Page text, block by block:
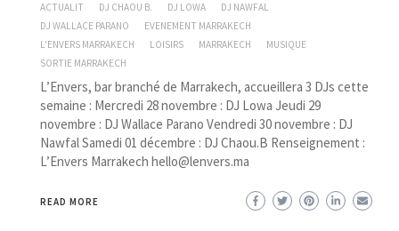
ACTUALIT DJ CHAOU B. DJ LOWA
DJ NAWFAL
DJ WALLACE PARANO
EVENEMENT MARRAKECH
L'ENVERS MARRAKECH
LOISIRS MARRAKECH
MUSIQUE
SORTIE MARRAKECH
L’Envers, bar branché de Marrakech, accueillera 3 DJs cette
semaine : Mercredi 28 novembre : DJ Lowa Jeudi 29
novembre : DJ Wallace Parano Vendredi 30 novembre : DJ
Nawfal Samedi 01 décembre : DJ Chaou.B Renseignement :
L’Envers Marrakech hello@lenvers.ma
READ MORE